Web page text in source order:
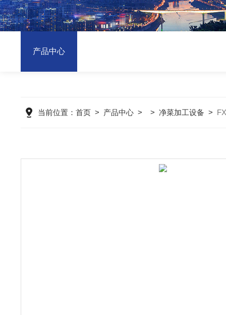
产品中心
当前位置： 首页> 产品中心> > 净菜加工设备 >